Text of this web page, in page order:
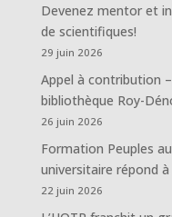
Devenez mentor et
de scientifiques!
29 juin 2026
Appel à contribution
bibliothèque Roy-
26 juin 2026
Formation Peuples
universitaire répond à
22 juin 2026